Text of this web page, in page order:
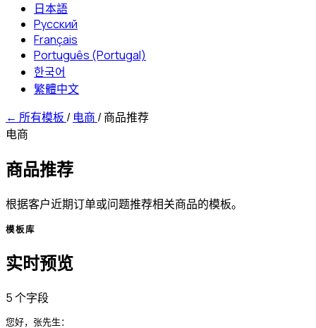
日本語
Русский
Français
Português (Portugal)
한국어
繁體中文
← 所有模板 / 电商 /商品推荐
电商
商品推荐
根据客户近期订单或问题推荐相关商品的模板。
模板库
实时预览
5 个字段
您好，张先生：